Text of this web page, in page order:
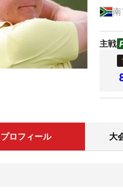
南
主戦
プロフィール 大